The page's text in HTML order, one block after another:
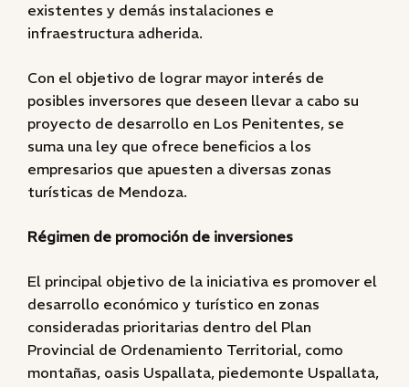
existentes y demás instalaciones e
infraestructura adherida.
Con el objetivo de lograr mayor interés de
posibles inversores que deseen llevar a cabo su
proyecto de desarrollo en Los Penitentes, se
suma una ley que ofrece beneficios a los
empresarios que apuesten a diversas zonas
turísticas de Mendoza.
Régimen de promoción de inversiones
El principal objetivo de la iniciativa es promover el
desarrollo económico y turístico en zonas
consideradas prioritarias dentro del Plan
Provincial de Ordenamiento Territorial, como
montañas, oasis Uspallata, piedemonte Uspallata,